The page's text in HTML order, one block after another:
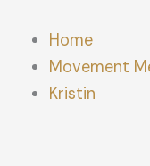
Inhalt
springen
Home
Movement
Kristin